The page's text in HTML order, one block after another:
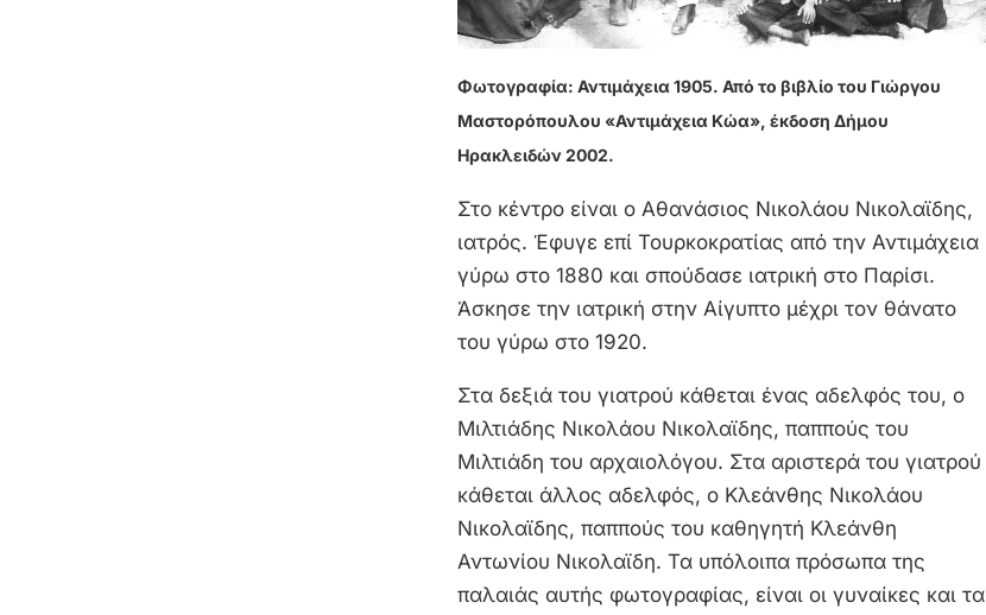
Φωτογραφία: Αντιμάχεια 1905. Από το βιβλίο του Γιώργου
Μαστορόπουλου «Αντιμάχεια Κώα», έκδοση Δήμου
Ηρακλειδών 2002.
Στο κέντρο είναι ο Αθανάσιος Νικολάου Νικολαϊδης,
ιατρός. Έφυγε επί Τουρκοκρατίας από την Αντιμάχεια
γύρω στο 1880 και σπούδασε ιατρική στο Παρίσι.
Άσκησε την ιατρική στην Αίγυπτο μέχρι τον θάνατο
του γύρω στο 1920.
Στα δεξιά του γιατρού κάθεται ένας αδελφός του, ο
Μιλτιάδης Νικολάου Νικολαϊδης, παππούς του
Μιλτιάδη του αρχαιολόγου. Στα αριστερά του γιατρού
κάθεται άλλος αδελφός, ο Κλεάνθης Νικολάου
Νικολαϊδης, παππούς του καθηγητή Κλεάνθη
Αντωνίου Νικολαϊδη. Τα υπόλοιπα πρόσωπα της
παλαιάς αυτής φωτογραφίας, είναι οι γυναίκες και τα